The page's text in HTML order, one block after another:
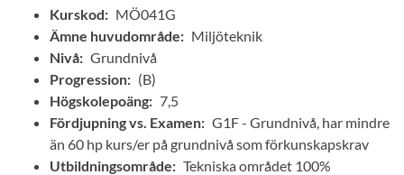
Kurskod: MÖ041G
Ämne huvudområde: Miljöteknik
Nivå: Grundnivå
Progression: (B)
Högskolepoäng: 7,5
Fördjupning vs. Examen: G1F - Grundnivå, har mindre
än 60 hp kurs/er på grundnivå som förkunskapskrav
Utbildningsområde: Tekniska området 100%